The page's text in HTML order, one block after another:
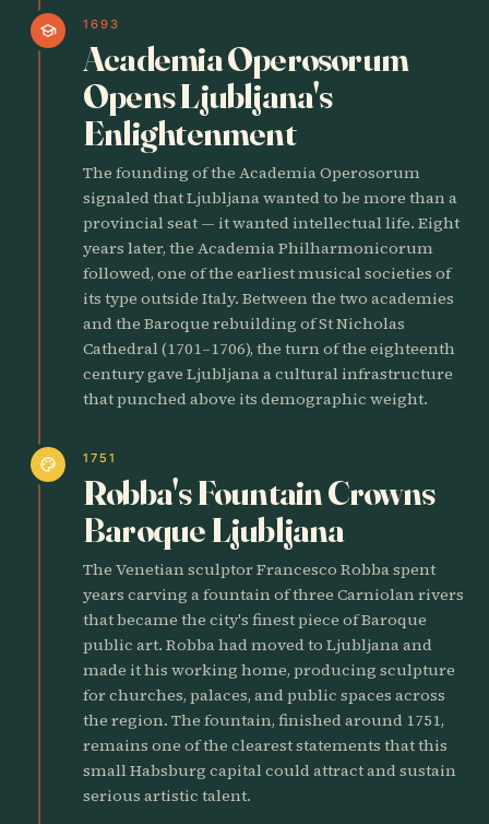
school 1693
Academia Operosorum
Opens Ljubljana's
Enlightenment
The founding of the Academia Operosorum
signaled that Ljubljana wanted to be more than a
provincial seat — it wanted intellectual life. Eight
years later, the Academia Philharmonicorum
followed, one of the earliest musical societies of
its type outside Italy. Between the two academies
and the Baroque rebuilding of St Nicholas
Cathedral (1701–1706), the turn of the eighteenth
century gave Ljubljana a cultural infrastructure
that punched above its demographic weight.
palette 1751
Robba's Fountain Crowns
Baroque Ljubljana
The Venetian sculptor Francesco Robba spent
years carving a fountain of three Carniolan rivers
that became the city's finest piece of Baroque
public art. Robba had moved to Ljubljana and
made it his working home, producing sculpture
for churches, palaces, and public spaces across
the region. The fountain, finished around 1751,
remains one of the clearest statements that this
small Habsburg capital could attract and sustain
serious artistic talent.